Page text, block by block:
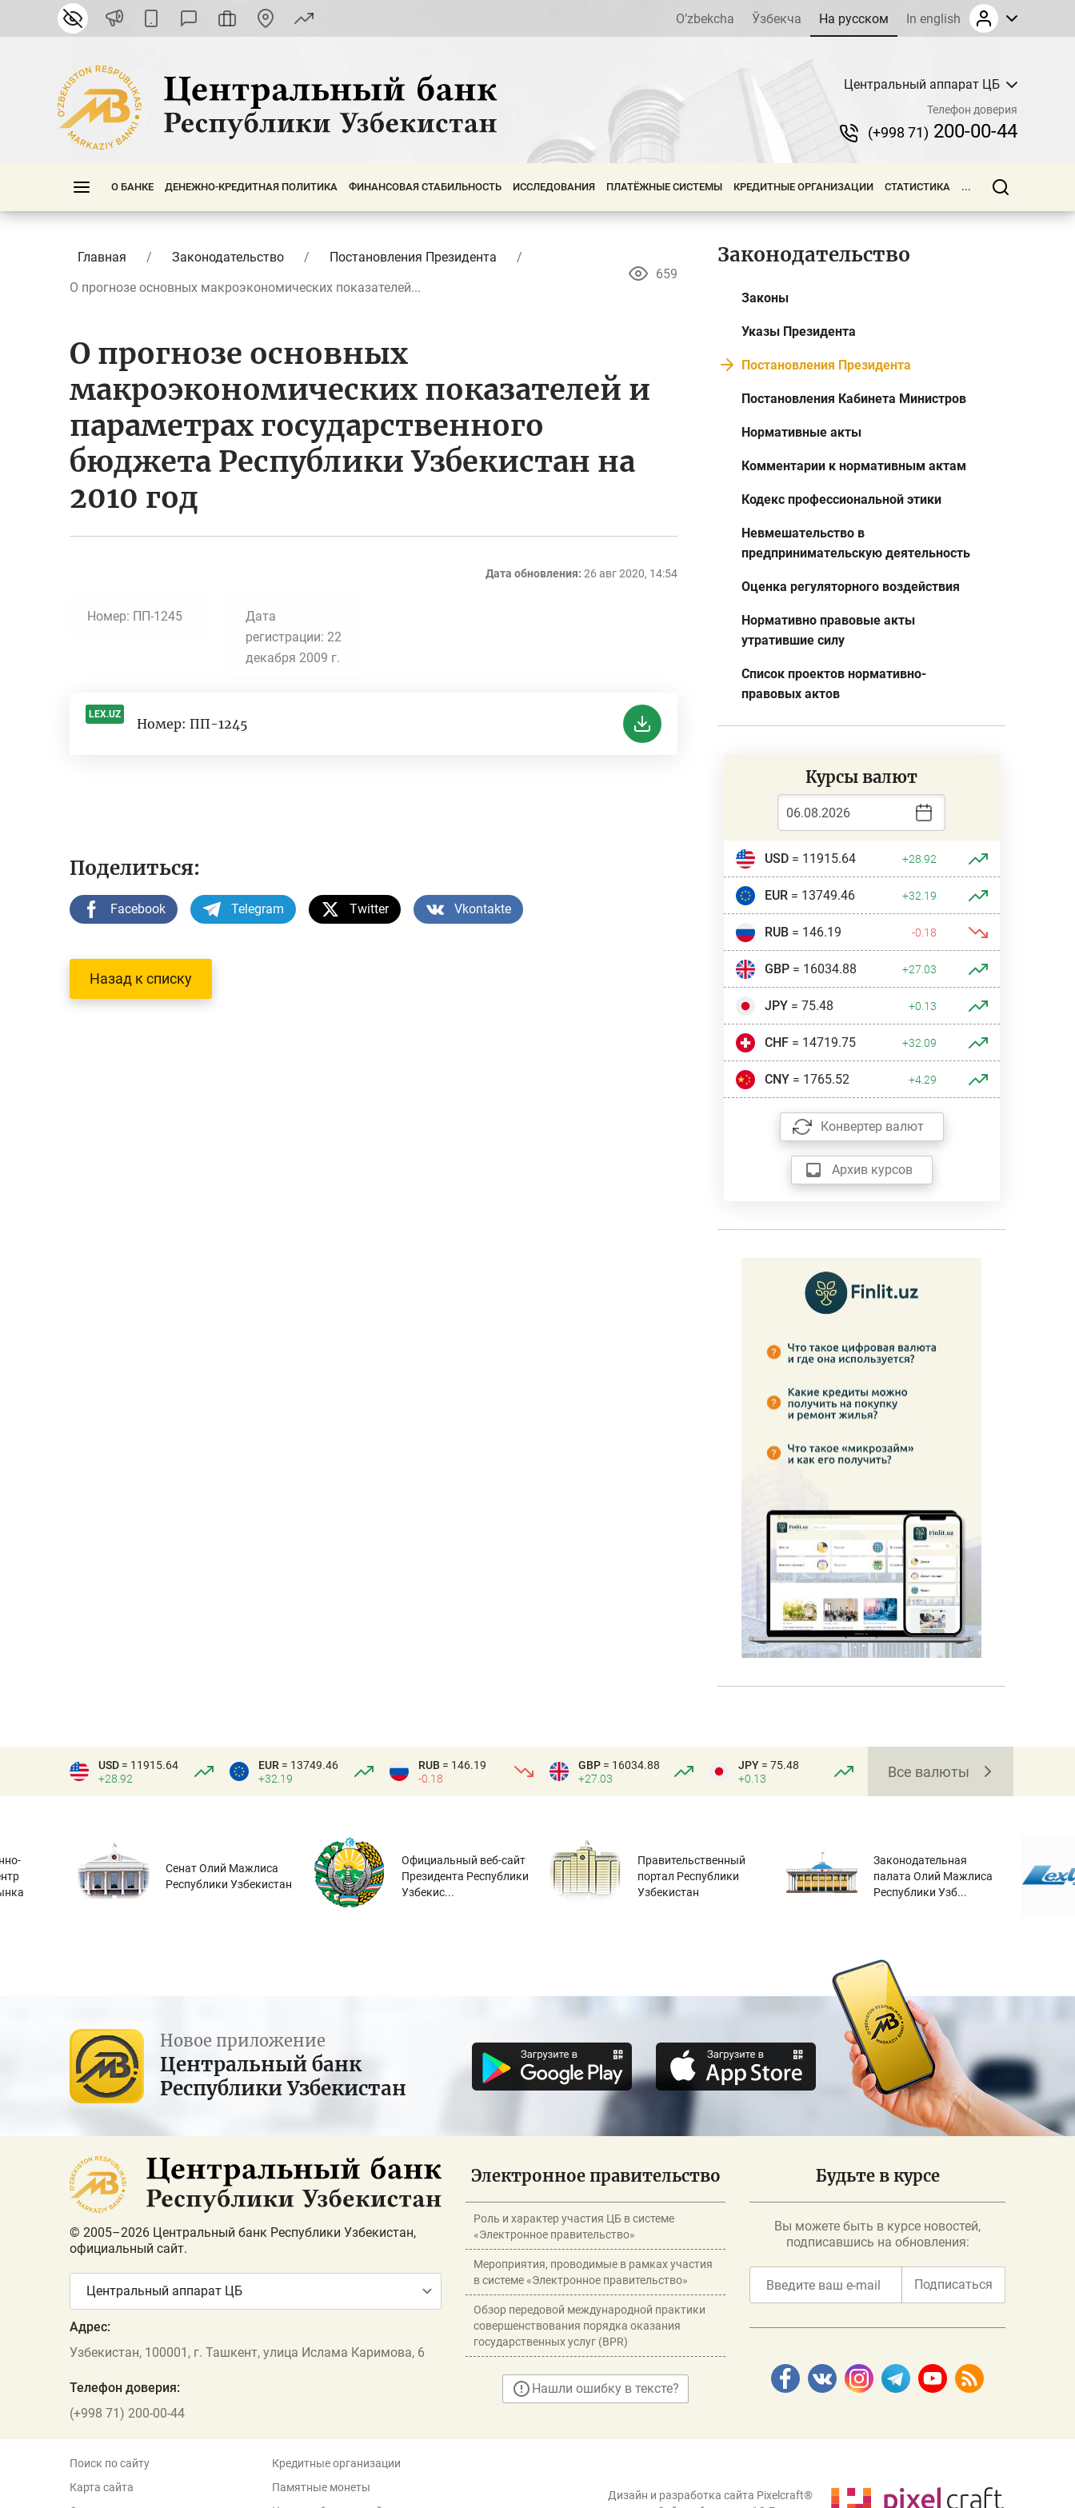
O’zbekcha Ўзбекча На русском In english
Центральный аппарат ЦБ
Телефон доверия
(+998 71) 200-00-44
О БАНКЕ ДЕНЕЖНО-КРЕДИТНАЯ ПОЛИТИКА ФИНАНСОВАЯ СТАБИЛЬНОСТЬ ИССЛЕДОВАНИЯ ПЛАТЁЖНЫЕ СИСТЕМЫ КРЕДИТНЫЕ ОРГАНИЗАЦИИ СТАТИСТИКА ...
Главная Законодательство
Постановления Президента
О прогнозе основных макроэкономических показателей...
659
О прогнозе основных
макроэкономических показателей и
параметрах государственного
бюджета Республики Узбекистан на
2010 год
Дата обновления: 26 авг 2020, 14:54
Номер: ПП-1245
Дата
регистрации: 22
декабря 2009 г.
LEX.UZ
Номер: ПП-1245
Поделиться:
Facebook Telegram Twitter Vkontakte
Назад к списку
Законодательство
Законы
Указы Президента
Постановления Президента
Постановления Кабинета Министров
Нормативные акты
Комментарии к нормативным актам
Кодекс профессиональной этики
Невмешательство в
предпринимательскую деятельность
Оценка регуляторного воздействия
Нормативно правовые акты
утратившие силу
Список проектов нормативно-
правовых актов
Курсы валют
USD= 11915.64 +28.92
EUR= 13749.46 +32.19
RUB= 146.19 -0.18
GBP= 16034.88 +27.03
JPY= 75.48 +0.13
CHF= 14719.75 +32.09
CNY= 1765.52 +4.29
Конвертер валют
Архив курсов
USD = 11915.64
+28.92
EUR = 13749.46
+32.19
RUB = 146.19
-0.18
GBP = 16034.88
+27.03
JPY = 75.48
+0.13
Все валюты
Сенат Олий Мажлиса
Республики Узбекистан
Официальный веб-сайт
Президента Республики
Узбекис...
Правительственный
портал Республики
Узбекистан
Законодательная
палата Олий Мажлиса
Республики Узб...
Новое приложение
Центральный банк
Республики Узбекистан
© 2005–2026 Центральный банк Республики Узбекистан,
официальный сайт.
Центральный аппарат ЦБ
Адрес:
Узбекистан, 100001, г. Ташкент, улица Ислама Каримова, 6
Телефон доверия:
(+998 71) 200-00-44
Электронное правительство
Роль и характер участия ЦБ в системе
«Электронное правительство»
Мероприятия, проводимые в рамках участия
в системе «Электронное правительство»
Обзор передовой международной практики
совершенствования порядка оказания
государственных услуг (BPR)
Нашли ошибку в тексте?
Будьте в курсе
Вы можете быть в курсе новостей,
подписавшись на обновления:
Подписаться
Поиск по сайту
Карта сайта
Кредитные организации
Памятные монеты
Дизайн и разработка сайта Pixelcraft®